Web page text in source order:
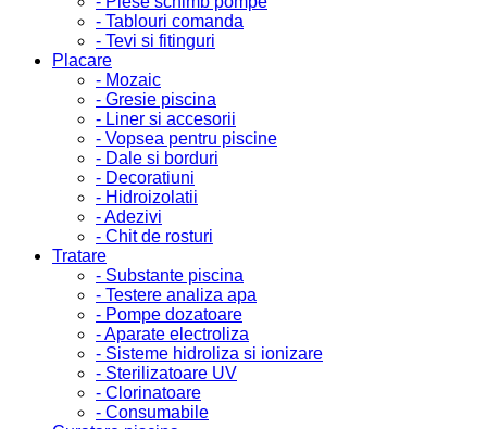
- Tablouri comanda
- Tevi si fitinguri
Placare
- Mozaic
- Gresie piscina
- Liner si accesorii
- Vopsea pentru piscine
- Dale si borduri
- Decoratiuni
- Hidroizolatii
- Adezivi
- Chit de rosturi
Tratare
- Substante piscina
- Testere analiza apa
- Pompe dozatoare
- Aparate electroliza
- Sisteme hidroliza si ionizare
- Sterilizatoare UV
- Clorinatoare
- Consumabile